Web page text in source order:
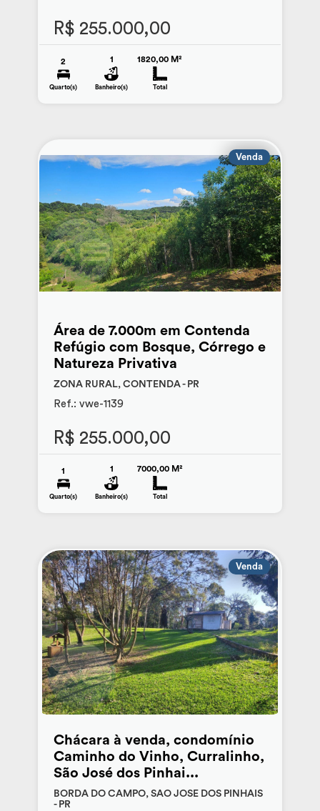
R$ 255.000,00
2
Quarto(s)
1
Banheiro(s)
1820,00 M²
Total
Venda
Área de 7.000m em Contenda
Refúgio com Bosque, Córrego e
Natureza Privativa
ZONA RURAL, CONTENDA - PR
Ref.: vwe-1139
R$ 255.000,00
1
Quarto(s)
1
Banheiro(s)
7000,00 M²
Total
Venda
Chácara à venda, condomínio
Caminho do Vinho, Curralinho,
São José dos Pinhai...
BORDA DO CAMPO, SAO JOSE DOS PINHAIS
- PR